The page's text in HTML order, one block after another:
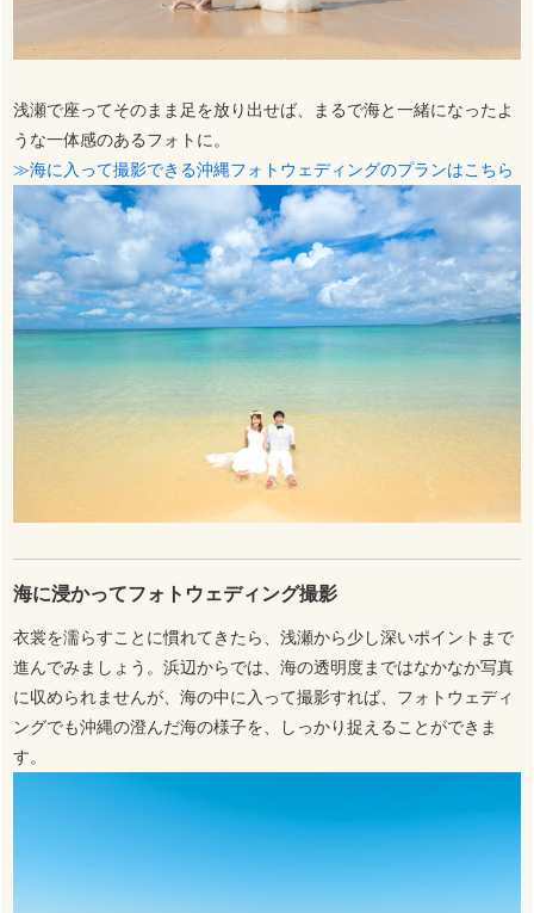
浅瀬で座ってそのまま足を放り出せば、まるで海と一緒になったよ
うな一体感のあるフォトに。
≫海に入って撮影できる沖縄フォトウェディングのプランはこちら
海に浸かってフォトウェディング撮影
衣裳を濡らすことに慣れてきたら、浅瀬から少し深いポイントまで
進んでみましょう。浜辺からでは、海の透明度まではなかなか写真
に収められませんが、海の中に入って撮影すれば、フォトウェディ
ングでも沖縄の澄んだ海の様子を、しっかり捉えることができま
す。